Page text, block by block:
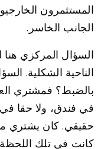
المستثمرون
الجانب الخاسر.
السؤال المركزي هنا
الناحية الشكلية.
بالضبط؟ فمشتري
في فندق، ولا حقا
حقيقي. كان يشتري
كانت في تلك